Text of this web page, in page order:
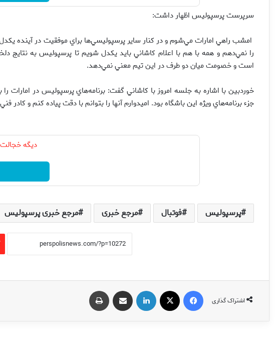
سرپرست پرسپوليس اظهار داشت:
امشب راهي امارات مي‌شوم و در كنار ساير پرسپوليسي‌ها براي موفقيت در آينده
را نمي‌دهم و همه با هم با اعلام كاشاني بايد يكدل شويم تا پرسپوليس به نتايج
است و خصومت ميان دو طرف در اين تيم معني نمي‌دهد.
خوردبين با اشاره به جلسه امروز با كاشاني گفت: برنامه‌هاي پرسپوليس در امارات
جزء برنامه‌هاي ويژه اين باشگاه بود. اميدوارم آنها را بتوانم با دقت پياده كنم و كادر
دیگه
پرسپولیس فوتبال مرجع خبری مرجع خبری پرسپولیس
اشتراک گذاری
فیس بوک لینکدین اشتراک گذاری از طریق ایمیل